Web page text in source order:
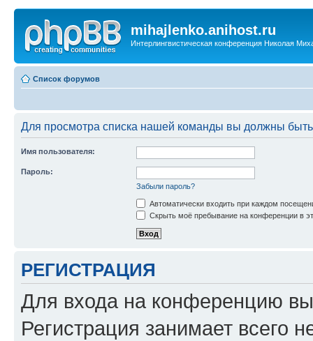
mihajlenko.anihost.ru
Интерлингвистическая конференция Николая
Список форумов
Для просмотра списка нашей команды вы должны
Имя пользователя:
Пароль:
Забыли пароль?
Автоматически входить при каждом
Скрыть моё пребывание на конференции в
РЕГИСТРАЦИЯ
Для входа на конференцию
Регистрация занимает всего